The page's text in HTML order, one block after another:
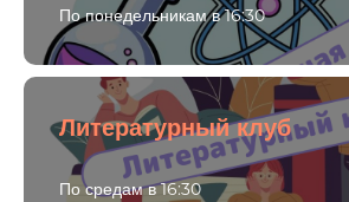
По понедельникам в 16:30
Литературный клуб
По средам в 16:30